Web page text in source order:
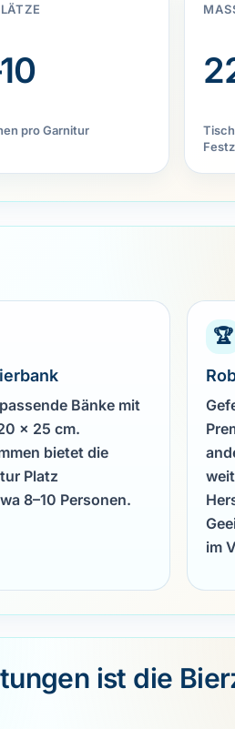
pro Garnitur
Bänke mit
× 25 cm.
bietet die
Platz
8–10 Personen.
🏆
im
ist die